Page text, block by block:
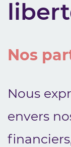
Nos
Nous
envers